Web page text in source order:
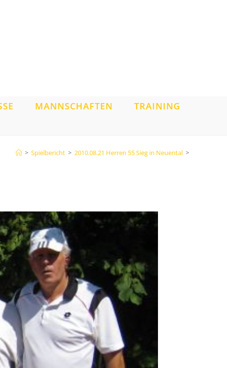
MANNSCHAFTEN
TRAINING
> Spielbericht > 2010.08.21 Herren 55 Sieg in Neuental >